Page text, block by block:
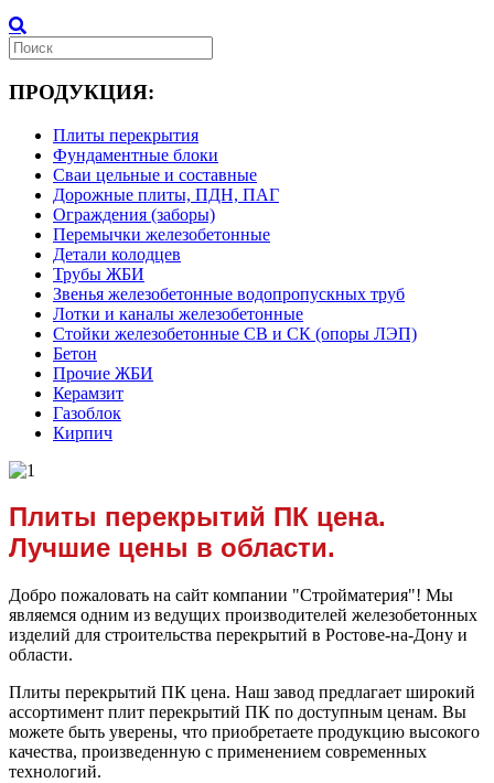
ПРОДУКЦИЯ:
Плиты перекрытия
Фундаментные блоки
Сваи цельные и составные
Дорожные плиты, ПДН, ПАГ
Ограждения (заборы)
Перемычки железобетонные
Детали колодцев
Трубы ЖБИ
Звенья железобетонные водопропускных труб
Лотки и каналы железобетонные
Стойки железобетонные СВ и СК (опоры ЛЭП)
Бетон
Прочие ЖБИ
Керамзит
Газоблок
Кирпич
Плиты перекрытий ПК цена.
Лучшие цены в области.
Добро пожаловать на сайт компании "Стройматерия"! Мы
являемся одним из ведущих производителей железобетонных
изделий для строительства перекрытий в Ростове-на-Дону и
области.
Плиты перекрытий ПК цена. Наш завод предлагает широкий
ассортимент плит перекрытий ПК по доступным ценам. Вы
можете быть уверены, что приобретаете продукцию высокого
качества, произведенную с применением современных
технологий.